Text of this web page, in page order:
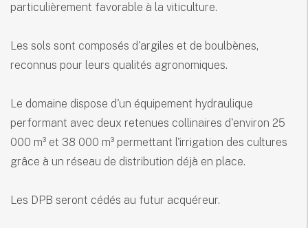
particulièrement favorable à la viticulture.
Les sols sont composés d'argiles et de boulbènes,
reconnus pour leurs qualités agronomiques.
Le domaine dispose d'un équipement hydraulique
performant avec deux retenues collinaires d'environ 25
000 m³ et 38 000 m³ permettant l'irrigation des cultures
grâce à un réseau de distribution déjà en place.
Les DPB seront cédés au futur acquéreur.